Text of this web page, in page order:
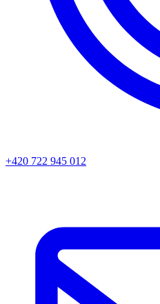
+420 722 945 012